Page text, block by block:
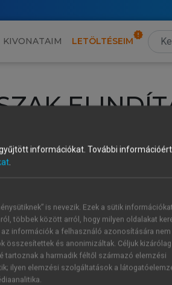
KIVONATAIM LETÖLTÉSEIM
fiókoddal, iskolai azonosítóddal vagy
díjmentes hozzáférésrevagy
vagy hozz
ÚJ FIÓK
1 óra
információkat. További
.
is nevezik. Ezek a sütik
többek között arról, hogy milyen oldalakat
az információk a felhasználó azonosítására nem
összesítettek és anonimizáltak. Céljuk
tartoznak a harmadik féltől származó elemzési
ilyen elemzési szolgáltatások a